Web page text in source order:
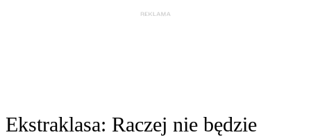
Ekstraklasa: Raczej nie będzie